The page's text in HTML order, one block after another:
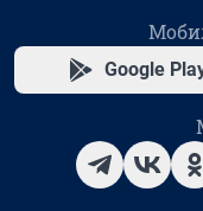
Google